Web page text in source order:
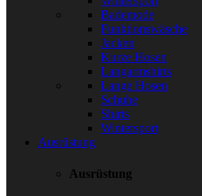
Bademode
Funktionswäsche
Jacken
Kurze Hosen
Langarmshirts
Lange Hosen
Schuhe
Shirts
Wintersport
Ausrüstung
Ausrüstung